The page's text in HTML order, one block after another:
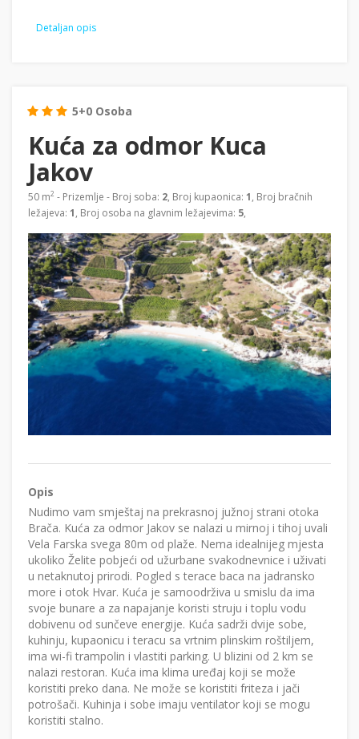
Detaljan opis
5+0 Osoba
Kuća za odmor Kuca
Jakov
50 m2 - Prizemlje - Broj soba: 2, Broj kupaonica: 1, Broj bračnih
ležajeva: 1, Broj osoba na glavnim ležajevima: 5,
Opis
Nudimo vam smještaj na prekrasnoj južnoj strani otoka
Brača. Kuća za odmor Jakov se nalazi u mirnoj i tihoj uvali
Vela Farska svega 80m od plaže. Nema idealnijeg mjesta
ukoliko Želite pobjeći od užurbane svakodnevnice i uživati
u netaknutoj prirodi. Pogled s terace baca na jadransko
more i otok Hvar. Kuća je samoodrživa u smislu da ima
svoje bunare a za napajanje koristi struju i toplu vodu
dobivenu od sunčeve energije. Kuća sadrži dvije sobe,
kuhinju, kupaonicu i teracu sa vrtnim plinskim roštiljem,
ima wi-fi trampolin i vlastiti parking. U blizini od 2 km se
nalazi restoran. Kuća ima klima uređaj koji se može
koristiti preko dana. Ne može se koristiti friteza i jači
potrošači. Kuhinja i sobe imaju ventilator koji se mogu
koristiti stalno.